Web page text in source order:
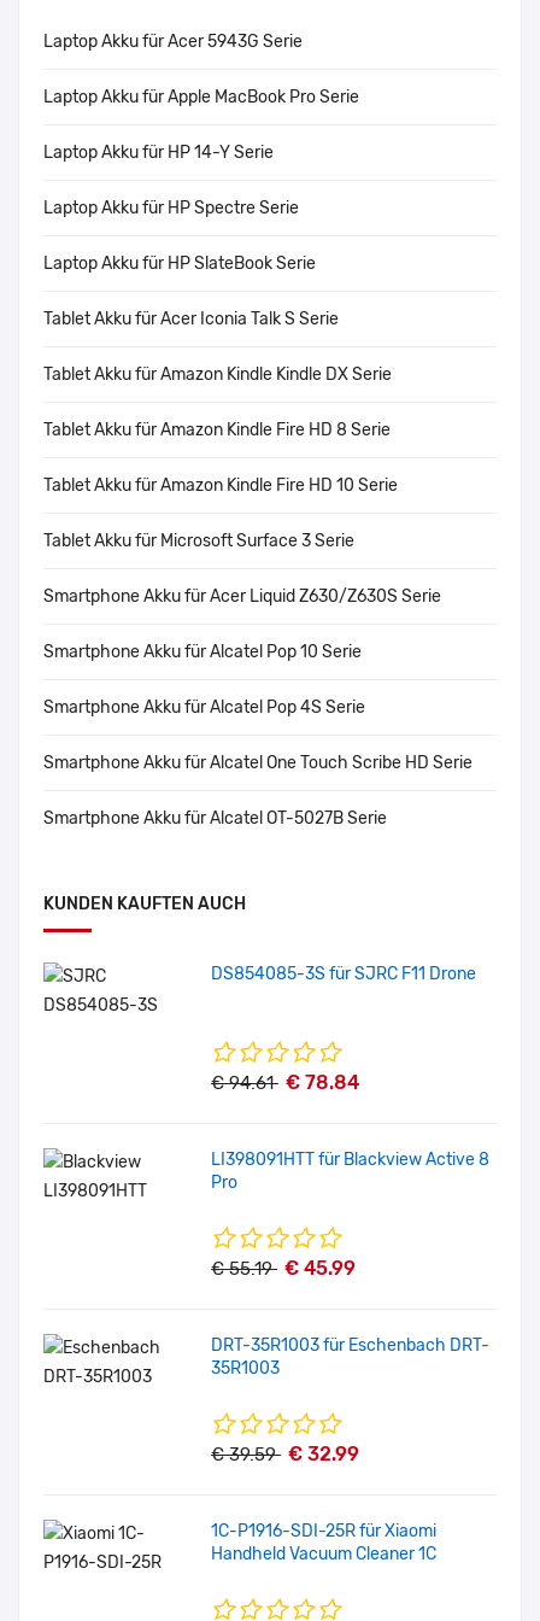
Laptop Akku für Acer 5943G Serie
Laptop Akku für Apple MacBook Pro Serie
Laptop Akku für HP 14-Y Serie
Laptop Akku für HP Spectre Serie
Laptop Akku für HP SlateBook Serie
Tablet Akku für Acer Iconia Talk S Serie
Tablet Akku für Amazon Kindle Kindle DX Serie
Tablet Akku für Amazon Kindle Fire HD 8 Serie
Tablet Akku für Amazon Kindle Fire HD 10 Serie
Tablet Akku für Microsoft Surface 3 Serie
Smartphone Akku für Acer Liquid Z630/Z630S Serie
Smartphone Akku für Alcatel Pop 10 Serie
Smartphone Akku für Alcatel Pop 4S Serie
Smartphone Akku für Alcatel One Touch Scribe HD Serie
Smartphone Akku für Alcatel OT-5027B Serie
KUNDEN KAUFTEN AUCH
DS854085-3S für SJRC F11 Drone
€ 94.61 € 78.84
LI398091HTT für Blackview Active 8
Pro
€ 55.19 € 45.99
DRT-35R1003 für Eschenbach DRT-
35R1003
€ 39.59 € 32.99
1C-P1916-SDI-25R für Xiaomi
Handheld Vacuum Cleaner 1C